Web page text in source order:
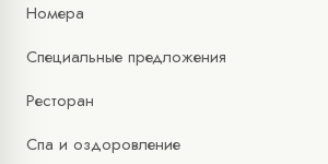
Номера
Специальные предложения
Ресторан
Спа и оздоровление